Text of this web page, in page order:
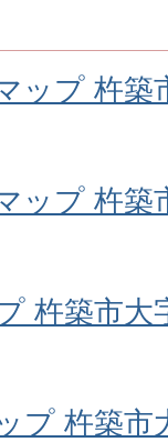
ップ 杵築
ップ 杵築
杵築市大
プ 杵築市